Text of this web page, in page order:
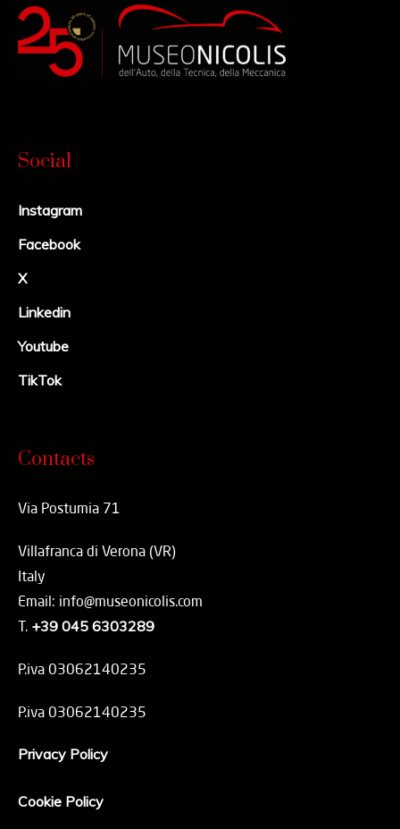
Social
Instagram
Facebook
X
Linkedin
Youtube
TikTok
Contacts
Via Postumia 71
Villafranca di Verona (VR)
Italy
Email: info@museonicolis.com
T. +39 045 6303289
P.iva 03062140235
P.iva 03062140235
Privacy Policy
Cookie Policy